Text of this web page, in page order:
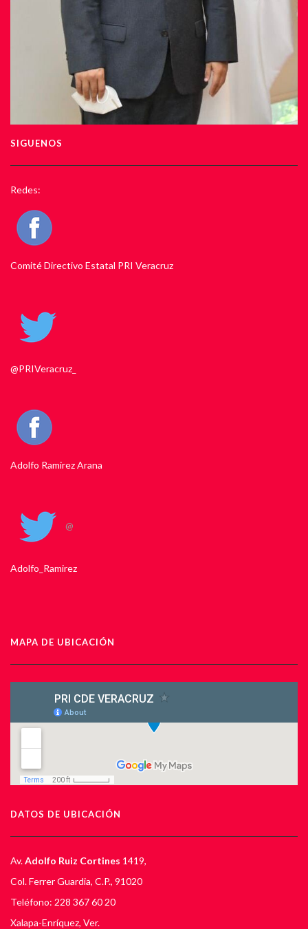
SIGUENOS
Redes:
Comité Directivo Estatal PRI Veracruz
@PRIVeracruz_
Adolfo Ramirez Arana
@
Adolfo_Ramirez
MAPA DE UBICACIÓN
DATOS DE UBICACIÓN
Av.Adolfo Ruiz Cortines 1419,
Col. Ferrer Guardia, C.P., 91020
Teléfono: 228 367 60 20
Xalapa-Enríquez, Ver.